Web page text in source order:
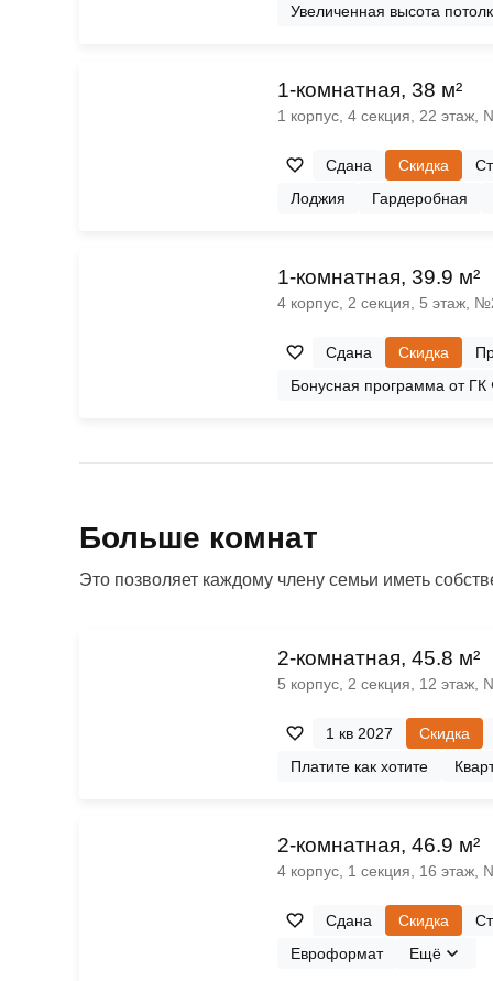
Увеличенная высота
1-комнатная, 38 м²
1 корпус, 4 секция, 22 этаж,
Сдана Скидка
Лоджия
Гардеробная
1-комнатная, 39.9 м²
4 корпус, 2 секция, 5 этаж,
Сдана Скидка
Бонусная программа от
Больше комнат
Это позволяет каждому члену семьи иметь
2-комнатная, 45.8 м²
5 корпус, 2 секция, 12 этаж,
1 кв 2027
Скидка
Платите как хотите
2-комнатная, 46.9 м²
4 корпус, 1 секция, 16 этаж,
Сдана Скидка
Евроформат
Ещё